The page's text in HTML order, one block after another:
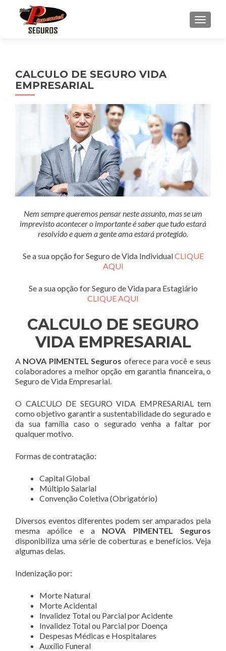
CALCULO DE SEGURO VIDA
EMPRESARIAL
Nem sempre queremos pensar neste assunto, mas se um
imprevisto acontecer o importante é saber que tudo estará
resolvido e quem a gente ama estará protegido.
Se a sua opção for Seguro de Vida IndividualCLIQUE
AQUI
Se a sua opção for Seguro de Vida para Estagiário
CLIQUE AQUI
CALCULO DE SEGURO
VIDA EMPRESARIAL
A NOVA PIMENTEL Seguros oferece para você e seus
colaboradores a melhor opção em garantia financeira, o
Seguro de Vida Empresarial.
O CALCULO DE SEGURO VIDA EMPRESARIAL tem
como objetivo garantir a sustentabilidade do segurado e
da sua família caso o segurado venha a faltar por
qualquer motivo.
Formas de contratação:
Capital Global
Múltiplo Salarial
Convenção Coletiva (Obrigatório)
Diversos eventos diferentes podem ser amparados pela
mesma apólice e a NOVA PIMENTEL Seguros
disponibiliza uma série de coberturas e benefícios. Veja
algumas delas.
Indenização por:
Morte Natural
Morte Acidental
Invalidez Total ou Parcial por Acidente
Invalidez Total ou Parcial por Doença
Despesas Médicas e Hospitalares
Auxílio Funeral